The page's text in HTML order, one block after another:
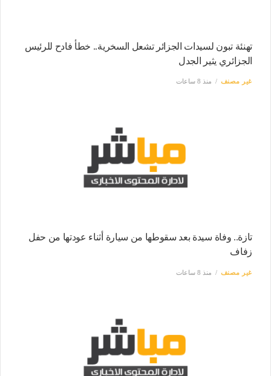
تهنئة تبون لسيدات الجزائر تشعل السخرية.. خطأ فادح للرئيس
الجزائري يثير الجدل
غير مصنف منذ 8 ساعات
تازة.. وفاة سيدة بعد سقوطها من سيارة أثناء عودتها من حفل
زفاف
غير مصنف منذ 8 ساعات